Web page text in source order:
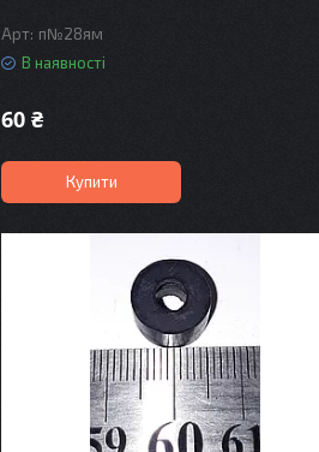
п№28ям
В наявності
60 ₴
Купити